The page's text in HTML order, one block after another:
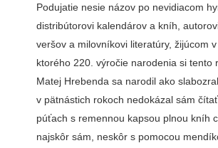
Podujatie nesie názov po nevidiacom
distribútorovi kalendárov a kníh,
veršov a milovníkovi literatúry, žijúcom
ktorého 220. výročie narodenia si tento
Matej Hrebenda sa narodil ako
v pätnástich rokoch nedokázal sám
púťach s remennou kapsou plnou kníh
najskôr sám, neskôr s pomocou